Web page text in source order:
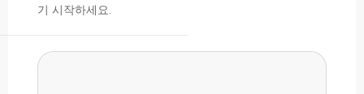
기 시작하세요.